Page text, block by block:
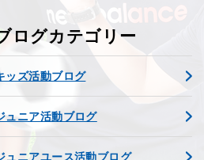
ログカテゴリー
ッズ活動ブログ
ュニア活動ブログ
ュニアユース活動ブログ